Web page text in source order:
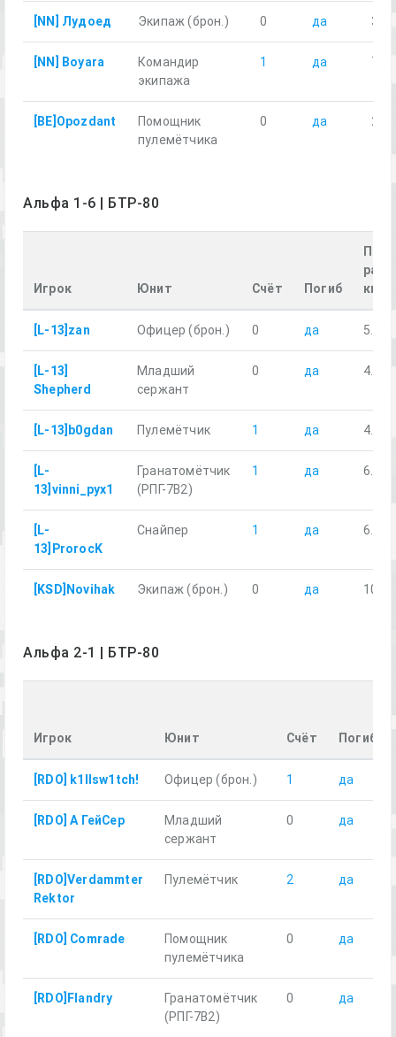
[NN] Лудоед Экипаж (брон.) 0 да 3.96
[NN] Boyara
Командир
экипажа
1 да 7.30
[BE]Opozdant
Помощник
пулемётчика
0 да
Альфа 1-6 | БТР-80
Игрок Юнит Счёт Погиб
км
[L-13]zan Офицер (брон.) 0 да 5.19
[L-13]
Shepherd
Младший
сержант
0 да 4.16
[L-13]b0gdan Пулемётчик 1 да 4.39
[L-
13]vinni_pyx1
Гранатомётчик
(РПГ-7В2)
1 да 6.05
[L-
13]ProrocK
Снайпер 1 да 6.70
[KSD]Novihak Экипаж (брон.) 0 да 10.83
Альфа 2-1 | БТР-80
Игрок Юнит Счёт Погиб
[RDO] k1llsw1tch! Офицер (брон.) 1 да
[RDO] А ГейСер
Младший
сержант
0 да
[RDO]Verdammter
Rektor
Пулемётчик 2 да
[RDO] Comrade
Помощник
пулемётчика
0 да
[RDO]Flandry
Гранатомётчик
(РПГ-7В2)
0 да